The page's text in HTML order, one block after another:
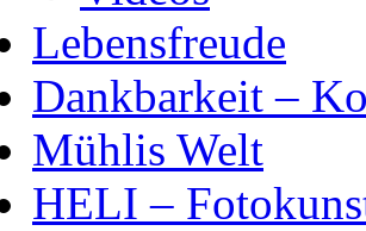
Lebensfreude
Dankbarkeit –
Mühlis Welt
HELI –